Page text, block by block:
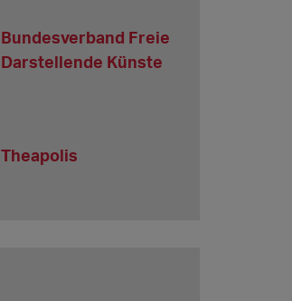
Bundesverband Freie
Darstellende Künste
Theapolis